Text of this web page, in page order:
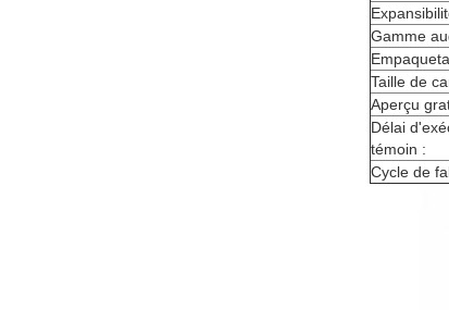
Gamme
Taille de
Aperçu
Délai
témoin :
Cycle de